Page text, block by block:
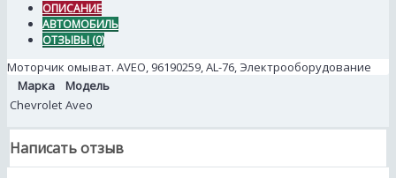
ОПИСАНИЕ
АВТОМОБИЛЬ
ОТЗЫВЫ (0)
Моторчик омыват. AVEO, 96190259, AL-76, Электрооборудование
Марка
Модель
Chevrolet Aveo
Написать отзыв